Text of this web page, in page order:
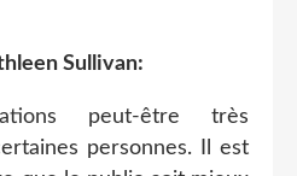
Sullivan:
peut-être très
personnes. Il est